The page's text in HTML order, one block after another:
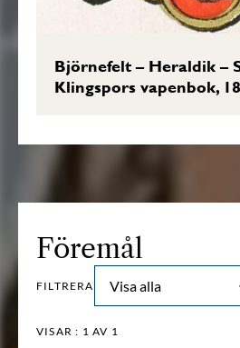
Björnefelt – Heraldik –
Klingspors vapenbok,
Föremål
FILTRERA Visa alla
VISAR : 1 AV 1